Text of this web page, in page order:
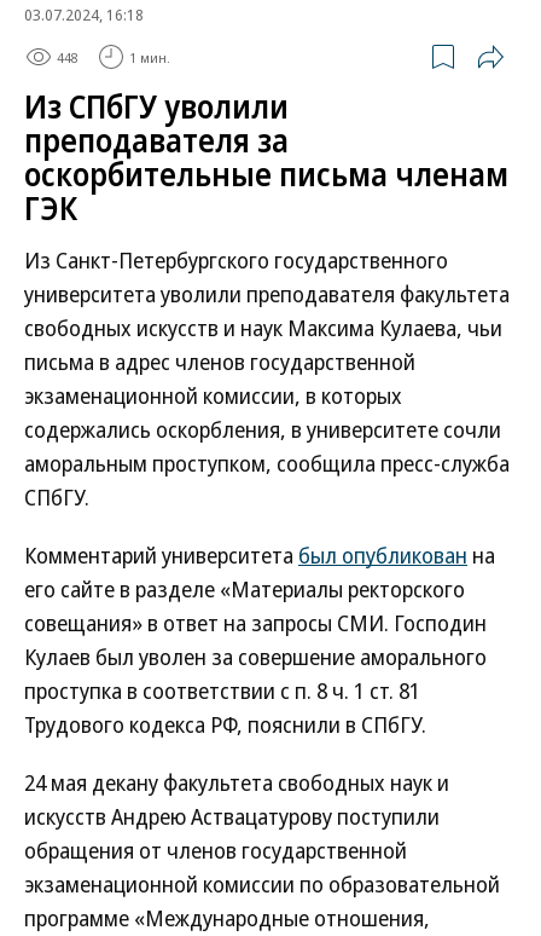
03.07.2024, 16:18
448 1 мин.
Из СПбГУ уволили
преподавателя за
оскорбительные письма членам
ГЭК
Из Санкт-Петербургского государственного
университета уволили преподавателя факультета
свободных искусств и наук Максима Кулаева, чьи
письма в адрес членов государственной
экзаменационной комиссии, в которых
содержались оскорбления, в университете сочли
аморальным проступком, сообщила пресс-служба
СПбГУ.
Комментарий университета был опубликован на
его сайте в разделе «Материалы ректорского
совещания» в ответ на запросы СМИ. Господин
Кулаев был уволен за совершение аморального
проступка в соответствии с п. 8 ч. 1 ст. 81
Трудового кодекса РФ, пояснили в СПбГУ.
24 мая декану факультета свободных наук и
искусств Андрею Аствацатурову поступили
обращения от членов государственной
экзаменационной комиссии по образовательной
программе «Международные отношения,